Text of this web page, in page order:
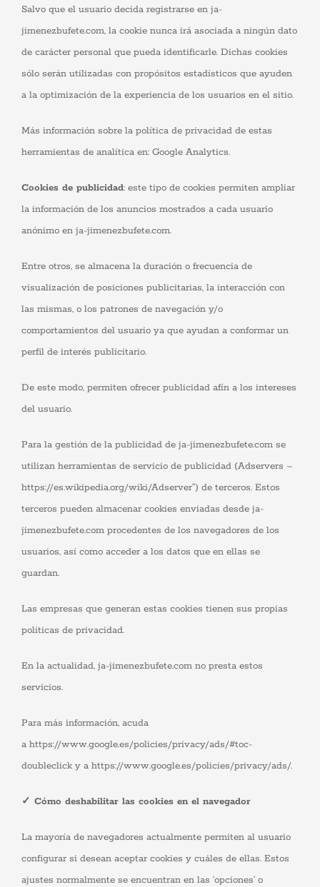
Salvo que el usuario decida registrarse en ja-
jimenezbufete.com, la cookie nunca irá asociada a ningún dato
de carácter personal que pueda identificarle. Dichas cookies
sólo serán utilizadas con propósitos estadísticos que ayuden
a la optimización de la experiencia de los usuarios en el sitio.
Más información sobre la política de privacidad de estas
herramientas de analítica en: Google Analytics.
Cookies de publicidad: este tipo de cookies permiten ampliar
la información de los anuncios mostrados a cada usuario
anónimo en ja-jimenezbufete.com.
Entre otros, se almacena la duración o frecuencia de
visualización de posiciones publicitarias, la interacción con
las mismas, o los patrones de navegación y/o
comportamientos del usuario ya que ayudan a conformar un
perfil de interés publicitario.
De este modo, permiten ofrecer publicidad afín a los intereses
del usuario.
Para la gestión de la publicidad de ja-jimenezbufete.com se
utilizan herramientas de servicio de publicidad (Adservers –
https://es.wikipedia.org/wiki/Adserver”) de terceros. Estos
terceros pueden almacenar cookies enviadas desde ja-
jimenezbufete.com procedentes de los navegadores de los
usuarios, así como acceder a los datos que en ellas se
guardan.
Las empresas que generan estas cookies tienen sus propias
políticas de privacidad.
En la actualidad, ja-jimenezbufete.com no presta estos
servicios.
Para más información, acuda
a https://www.google.es/policies/privacy/ads/#toc-
doubleclick y a https://www.google.es/policies/privacy/ads/.
✓ Cómo deshabilitar las cookies en el navegador
La mayoría de navegadores actualmente permiten al usuario
configurar si desean aceptar cookies y cuáles de ellas. Estos
ajustes normalmente se encuentran en las ‘opciones’ o